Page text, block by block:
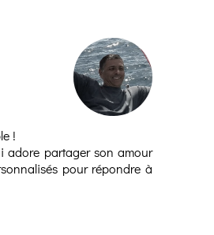
!
adore partager son amour
pour répondre à